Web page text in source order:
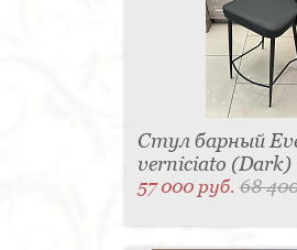
Стул барный
verniciato (Dark)
57 000 руб.68